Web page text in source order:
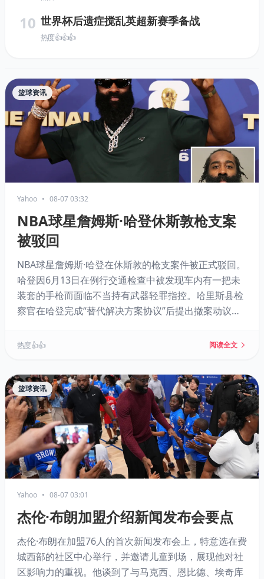
10 世界杯后遗症搅乱英超新赛季备战
热度 👍👍👍
篮球资讯
Yahoo • 08-07 03:32
NBA球星詹姆斯·哈登休斯敦枪支案
被驳回
NBA球星詹姆斯·哈登在休斯敦的枪支案件被正式驳回。
哈登因6月13日在例行交通检查中被发现车内有一把未
装套的手枪而面临不当持有武器轻罪指控。哈里斯县检
察官在哈登完成“替代解决方案协议”后提出撤案动议，
开回应。此案不会影响其即将到来的NBA赛季。
热度 👍👍 阅读全文
篮球资讯
Yahoo • 08-07 03:01
杰伦·布朗加盟介绍新闻发布会要点
杰伦·布朗在加盟76人的首次新闻发布会上，特意选在费
城西部的社区中心举行，并邀请儿童到场，展现他对社
区影响力的重视。他谈到了与马克西、恩比德、埃奇库